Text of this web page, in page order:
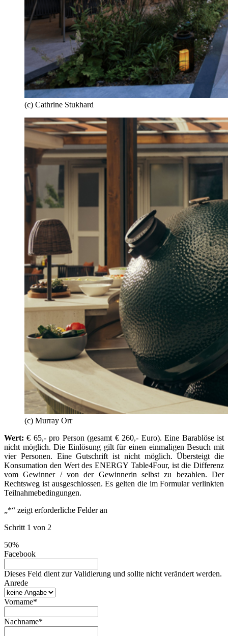
(c) Cathrine Stukhard
(c) Murray Orr
Wert: € 65,- pro Person (gesamt € 260,- Euro). Eine Barablöse ist
nicht möglich. Die Einlösung gilt für einen einmaligen Besuch mit
vier Personen. Eine Gutschrift ist nicht möglich. Übersteigt die
Konsumation den Wert des ENERGY Table4Four, ist die Differenz
vom Gewinner / von der Gewinnerin selbst zu bezahlen. Der
Rechtsweg ist ausgeschlossen. Es gelten die im Formular verlinkten
Teilnahmebedingungen.
„*“ zeigt erforderliche Felder an
Schritt 1 von 2
50%
Facebook
Dieses Feld dient zur Validierung und sollte nicht verändert werden.
Anrede
Vorname*
Nachname*